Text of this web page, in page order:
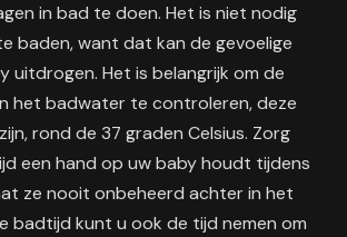
in bad te doen. Het is niet nodig
baden, want dat kan de gevoelige
uitdrogen. Het is belangrijk om de
het badwater te controleren, deze
rond de 37 graden Celsius. Zorg
een hand op uw baby houdt tijdens
ze nooit onbeheerd achter in het
badtijd kunt u ook de tijd nemen om